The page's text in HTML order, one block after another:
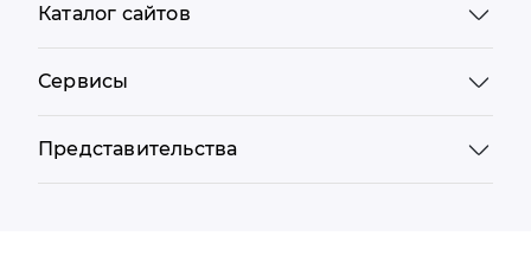
Каталог сайтов
Сервисы
Представительства